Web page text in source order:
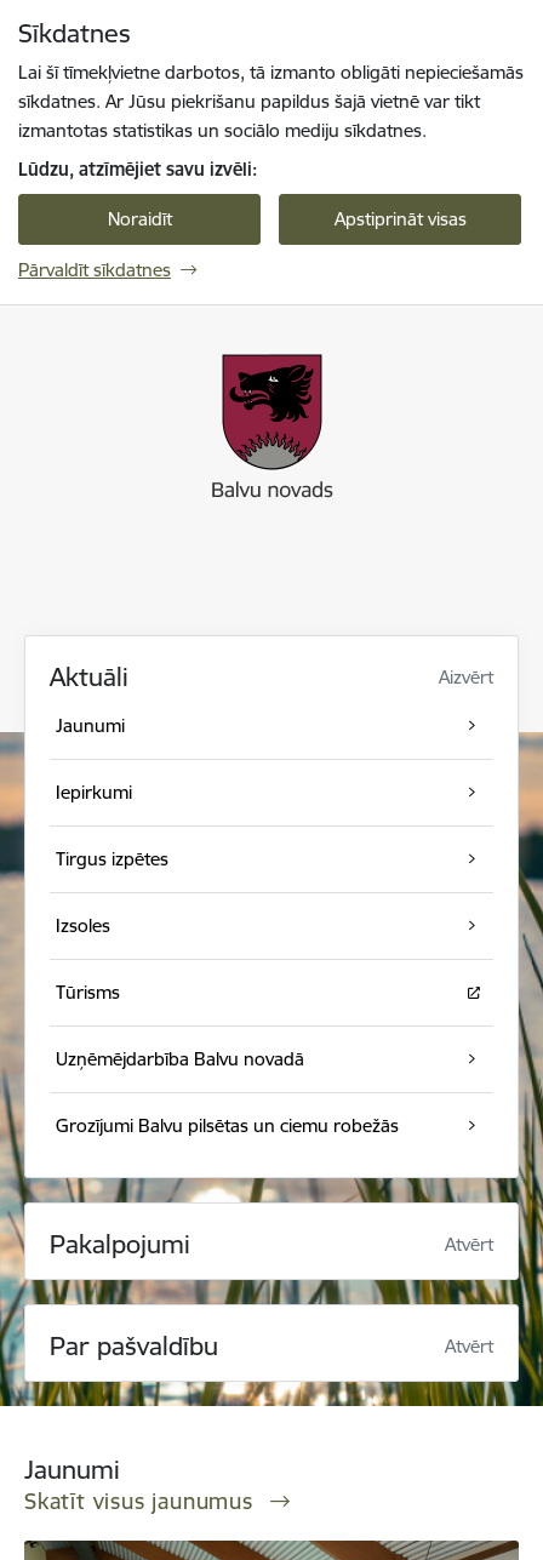
Sīkdatnes
Lai šī tīmekļvietne darbotos, tā izmanto obligāti nepieciešamās
sīkdatnes. Ar Jūsu piekrišanu papildus šajā vietnē var tikt
izmantotas statistikas un sociālo mediju sīkdatnes.
Lūdzu, atzīmējiet savu izvēli:
Noraidīt Apstiprināt visas
Pārvaldīt sīkdatnes
Aktuāli Aizvērt
Jaunumi
Iepirkumi
Tirgus izpētes
Izsoles
Tūrisms
Uzņēmējdarbība Balvu novadā
Grozījumi Balvu pilsētas un ciemu robežās
Pakalpojumi Atvērt
Par pašvaldību Atvērt
Jaunumi
Skatīt visus jaunumus